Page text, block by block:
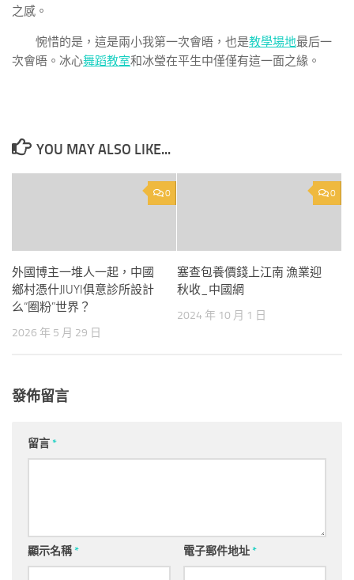
之感。
惋惜的是，這是兩小我第一次會晤，也是教學場地最后一
次會晤。冰心舞蹈教室和冰瑩在平生中僅僅有這一面之緣。
YOU MAY ALSO LIKE...
0
外國博主一堆人一起，中國
鄉村憑什JIUYI俱意診所設計
么“圈粉”世界？
2026 年 5 月 29 日
0
塞查包養價錢上江南 漁業迎
秋收_中國網
2024 年 10 月 1 日
發佈留言
留言*
顯示名稱* 電子郵件地址*